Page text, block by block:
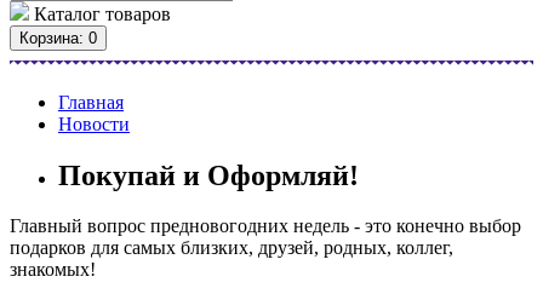
Каталог товаров
Корзина: 0
Главная
Новости
Покупай и Оформляй!
Главный вопрос предновогодних недель - это конечно выбор
подарков для самых близких, друзей, родных, коллег,
знакомых!